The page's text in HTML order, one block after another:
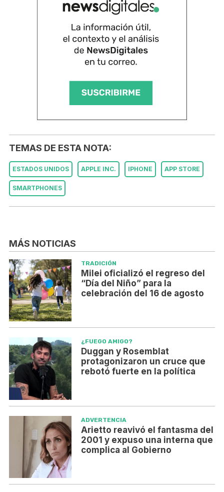
TEMAS DE ESTA NOTA:
ESTADOS UNIDOS APPLE INC. IPHONE APP STORE
SMARTPHONES
MÁS NOTICIAS
TRADICIÓN
Milei oficializó el regreso del
“Día del Niño” para la
celebración del 16 de agosto
¿FUEGO AMIGO?
Duggan y Rosemblat
protagonizaron un cruce que
rebotó fuerte en la política
ADVERTENCIA
Arietto reavivó el fantasma del
2001 y expuso una interna que
complica al Gobierno